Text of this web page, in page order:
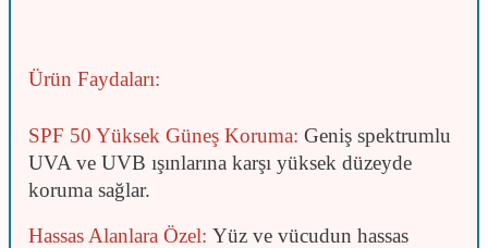
Ürün Faydaları:
SPF 50 Yüksek Güneş Koruma: Geniş spektrumlu
UVA ve UVB ışınlarına karşı yüksek düzeyde
koruma sağlar.
Hassas Alanlara Özel: Yüz ve vücudun hassas